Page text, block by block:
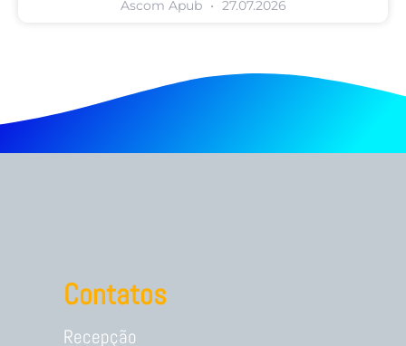
Ascom Apub 27.07.2026
Contatos
Recepção